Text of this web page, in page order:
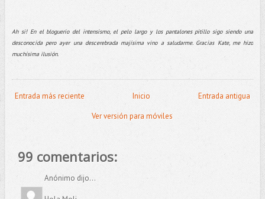
Ah si! En el bloguerio del intensismo, el pelo largo y los pantalones pitillo sigo siendo una
desconocida pero ayer una descerebrada majísima vino a saludarme. Gracias Kate, me hizo
muchísima ilusión.
Entrada más reciente Entrada antigua
Inicio
Ver versión para móviles
99 comentarios:
Anónimo dijo...